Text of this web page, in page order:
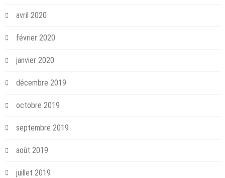
avril 2020
février 2020
janvier 2020
décembre 2019
octobre 2019
septembre 2019
août 2019
juillet 2019